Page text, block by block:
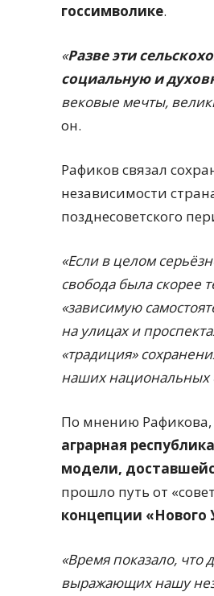
госсимволике.
«Разве эти
социальную и
вековые мечты,
он.
Рафиков связал
независимости
позднесоветского
«Если в целом
свобода была скорее
«зависимую
на улицах и
«традиция»
наших национальных
По мнению Рафикова,
аграрная
модели,
прошло путь от
концепции «Нового
«Время показало,
выражающих нашу